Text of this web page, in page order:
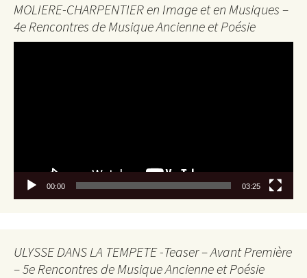
MOLIERE-CHARPENTIER en Image et en Musiques –
4e Rencontres de Musique Ancienne et Poésie
00:00 03:25
ULYSSE DANS LA TEMPETE -Teaser – Avant Première
– 5e Rencontres de Musique Ancienne et Poésie